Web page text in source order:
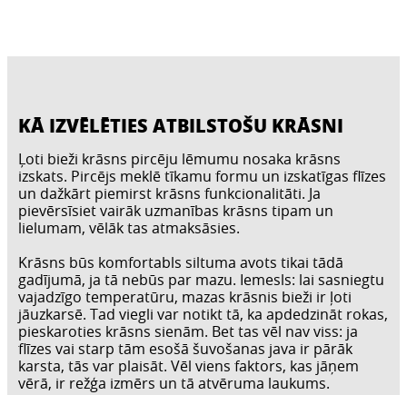
KĀ IZVĒLĒTIES ATBILSTOŠU KRĀSNI
Ļoti bieži krāsns pircēju lēmumu nosaka krāsns
izskats. Pircējs meklē tīkamu formu un izskatīgas flīzes
un dažkārt piemirst krāsns funkcionalitāti. Ja
pievērsīsiet vairāk uzmanības krāsns tipam un
lielumam, vēlāk tas atmaksāsies.
Krāsns būs komfortabls siltuma avots tikai tādā
gadījumā, ja tā nebūs par mazu. Iemesls: lai sasniegtu
vajadzīgo temperatūru, mazas krāsnis bieži ir ļoti
jāuzkarsē. Tad viegli var notikt tā, ka apdedzināt rokas,
pieskaroties krāsns sienām. Bet tas vēl nav viss: ja
flīzes vai starp tām esošā šuvošanas java ir pārāk
karsta, tās var plaisāt. Vēl viens faktors, kas jāņem
vērā, ir režģa izmērs un tā atvēruma laukums.